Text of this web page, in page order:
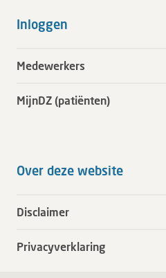
Inloggen
Medewerkers
MijnDZ (patiënten)
Over deze website
Disclaimer
Privacyverklaring